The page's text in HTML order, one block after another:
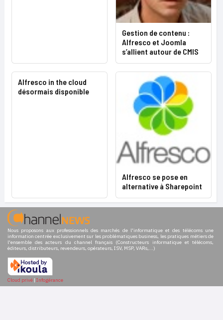
Gestion de contenu :
Alfresco et Joomla
s’allient autour de CMIS
Alfresco in the cloud
désormais disponible
Alfresco se pose en
alternative à Sharepoint
Nous proposons aux professionnels des marchés de l'informatique et des télécoms une
information centrée exclusivement sur les problématiques business, les pratiques métiers de
l'ensemble des acteurs du channel français (Constructeurs informatique et télécoms,
éditeurs, distributeurs, revendeurs, opérateurs, ISV, MSP, VARs,...)
Cloud privé | Infogérance